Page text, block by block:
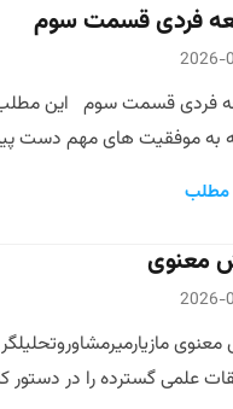
فردی قسمت سوم
2026-
فردی قسمت سوم این مطلب
به موفقیت های مهم دست
مطلب
معنوی
2026-
علمی گسترده را در